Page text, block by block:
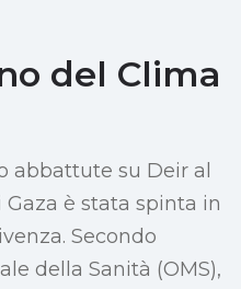
del Clima
abbattute su Deir al
è stata spinta in
Secondo
della Sanità (OMS),